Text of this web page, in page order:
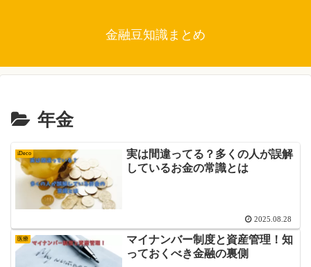
金融豆知識まとめ
年金
iDeco
実は間違ってる？多くの人が誤解
しているお金の常識とは
2025.08.28
医療
マイナンバー制度と資産管理！知
っておくべき金融の裏側